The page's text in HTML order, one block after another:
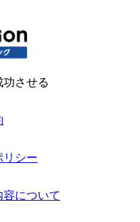
功させる
リシー
について